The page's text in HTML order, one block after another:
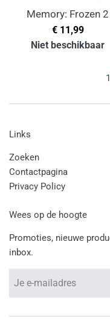
Memory: Frozen 2
Normale
prijs
€ 11,99
Niet beschikbaar
1
Links
Zoeken
Contactpagina
Privacy Policy
Wees op de hoogte
Promoties, nieuwe
inbox.